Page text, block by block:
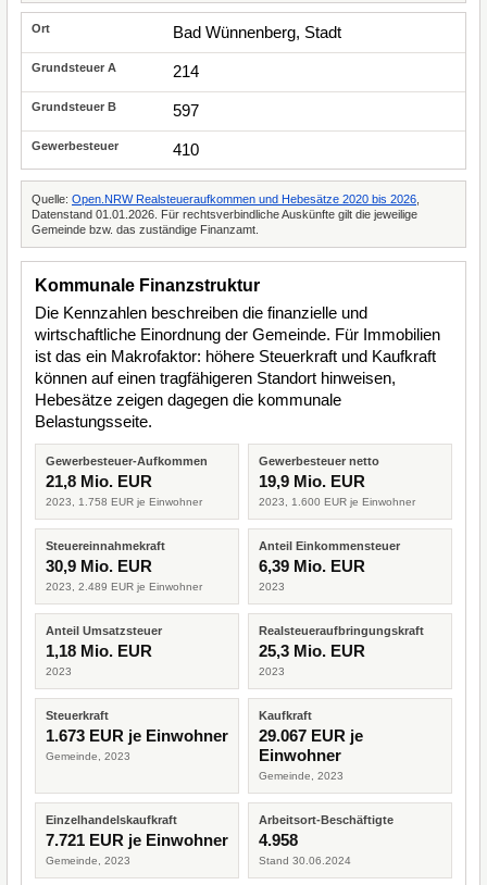
Bad Wünnenberg, Stadt
214
597
410
Quelle: Open.NRW Realsteueraufkommen und Hebesätze 2020 bis 2026
Datenstand 01.01.2026. Für rechtsverbindliche Auskünfte gilt die jeweilige
Gemeinde bzw. das zuständige Finanzamt.
Kommunale Finanzstruktur
Die Kennzahlen beschreiben die finanzielle und
wirtschaftliche Einordnung der Gemeinde. Für Immobilien
ist das ein Makrofaktor: höhere Steuerkraft und Kaufkraft
können auf einen tragfähigeren Standort hinweisen,
Hebesätze zeigen dagegen die kommunale
Belastungsseite.
Gewerbesteuer-Aufkommen
21,8 Mio. EUR
2023, 1.758 EUR je Einwohner
Gewerbesteuer netto
19,9 Mio. EUR
2023, 1.600 EUR je Einwohner
Steuereinnahmekraft
30,9 Mio. EUR
2023, 2.489 EUR je Einwohner
Anteil Einkommensteuer
6,39 Mio. EUR
2023
Anteil Umsatzsteuer
1,18 Mio. EUR
2023
Realsteueraufbringungskraft
25,3 Mio. EUR
2023
Steuerkraft
1.673 EUR je Einwohner
Gemeinde, 2023
Kaufkraft
29.067 EUR je
Einwohner
Gemeinde, 2023
Einzelhandelskaufkraft
7.721 EUR je Einwohner
Gemeinde, 2023
Arbeitsort-Beschäftigte
4.958
Stand 30.06.2024